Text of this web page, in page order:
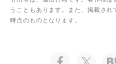
うこともあります。また、掲載さ
時点のものとなります。